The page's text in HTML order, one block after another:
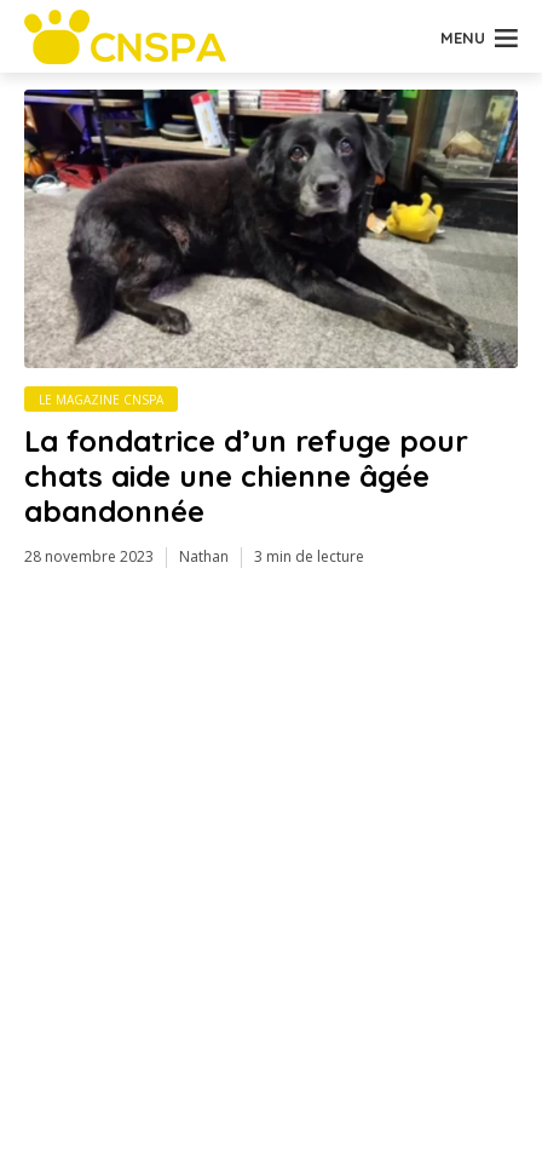
MENU
LE MAGAZINE CNSPA
La fondatrice d’un refuge pour
chats aide une chienne âgée
abandonnée
28 novembre 2023 Nathan 3 min de lecture